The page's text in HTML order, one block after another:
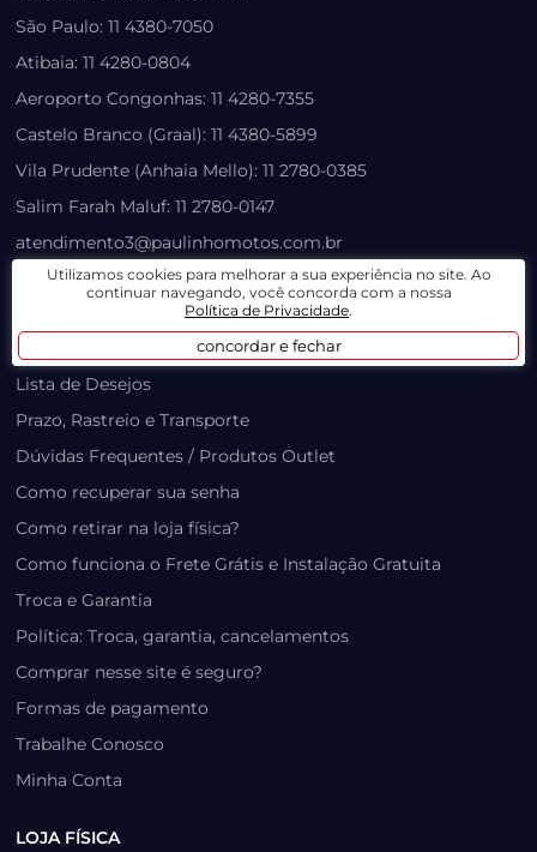
São Paulo: 11 4380-7050
Atibaia: 11 4280-0804
Aeroporto Congonhas: 11 4280-7355
Castelo Branco (Graal): 11 4380-5899
Vila Prudente (Anhaia Mello): 11 2780-0385
Salim Farah Maluf: 11 2780-0147
atendimento3@paulinhomotos.com.br
atendimento2@paulinhomotos.com.br
LOJA VIRTUAL
Lista de Desejos
Prazo, Rastreio e Transporte
Dúvidas Frequentes / Produtos Outlet
Como recuperar sua senha
Como retirar na loja física?
Como funciona o Frete Grátis e Instalação Gratuita
Troca e Garantia
Política: Troca, garantia, cancelamentos
Comprar nesse site é seguro?
Formas de pagamento
Trabalhe Conosco
Minha Conta
LOJA FÍSICA
Utilizamos cookies para melhorar a sua experiência no site. Ao
continuar navegando, você concorda com a nossa
Política de Privacidade.
concordar e fechar